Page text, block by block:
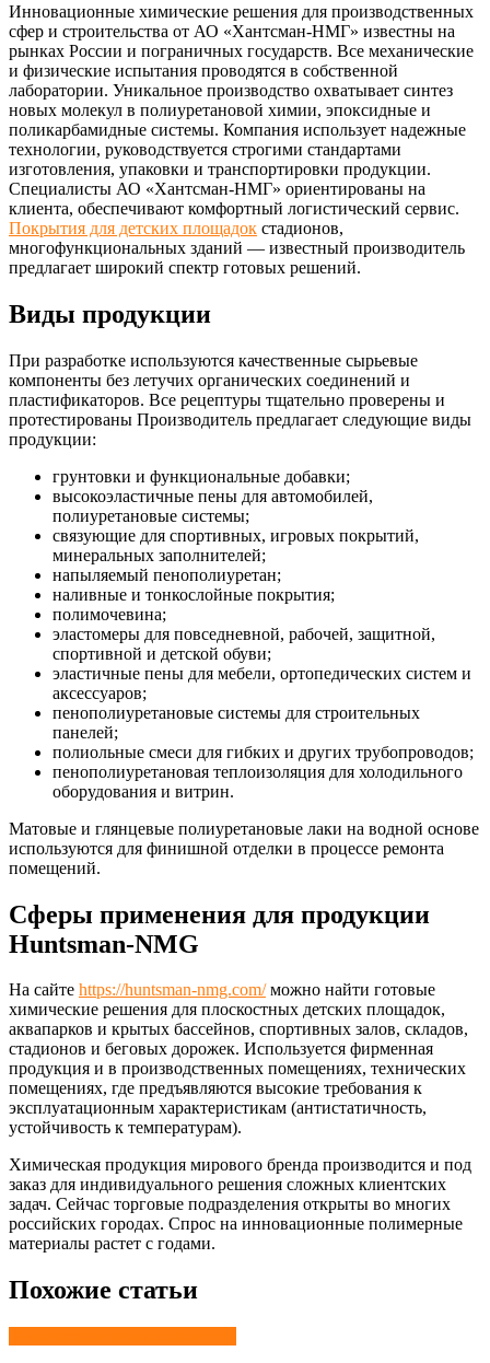
Инновационные химические решения для производственных
сфер и строительства от АО «Хантсман-НМГ» известны на
рынках России и пограничных государств. Все механические
и физические испытания проводятся в собственной
лаборатории. Уникальное производство охватывает синтез
новых молекул в полиуретановой химии, эпоксидные и
поликарбамидные системы. Компания использует надежные
технологии, руководствуется строгими стандартами
изготовления, упаковки и транспортировки продукции.
Специалисты АО «Хантсман-НМГ» ориентированы на
клиента, обеспечивают комфортный логистический сервис.
Покрытия для детских площадок стадионов,
многофункциональных зданий — известный производитель
предлагает широкий спектр готовых решений.
Виды продукции
При разработке используются качественные сырьевые
компоненты без летучих органических соединений и
пластификаторов. Все рецептуры тщательно проверены и
протестированы Производитель предлагает следующие виды
продукции:
грунтовки и функциональные добавки;
высокоэластичные пены для автомобилей,
полиуретановые системы;
связующие для спортивных, игровых покрытий,
минеральных заполнителей;
напыляемый пенополиуретан;
наливные и тонкослойные покрытия;
полимочевина;
эластомеры для повседневной, рабочей, защитной,
спортивной и детской обуви;
эластичные пены для мебели, ортопедических систем и
аксессуаров;
пенополиуретановые системы для строительных
панелей;
полиольные смеси для гибких и других трубопроводов;
пенополиуретановая теплоизоляция для холодильного
оборудования и витрин.
Матовые и глянцевые полиуретановые лаки на водной основе
используются для финишной отделки в процессе ремонта
помещений.
Сферы применения для продукции
Huntsman-NMG
На сайте https://huntsman-nmg.com/можно найти готовые
химические решения для плоскостных детских площадок,
аквапарков и крытых бассейнов, спортивных залов, складов,
стадионов и беговых дорожек. Используется фирменная
продукция и в производственных помещениях, технических
помещениях, где предъявляются высокие требования к
эксплуатационным характеристикам (антистатичность,
устойчивость к температурам).
Химическая продукция мирового бренда производится и под
заказ для индивидуального решения сложных клиентских
задач. Сейчас торговые подразделения открыты во многих
российских городах. Спрос на инновационные полимерные
материалы растет с годами.
Похожие статьи